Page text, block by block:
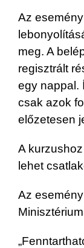
Az
meg. A
regisztrált
egy nappal.
csak azok
előzetesen
A
lehet
Az